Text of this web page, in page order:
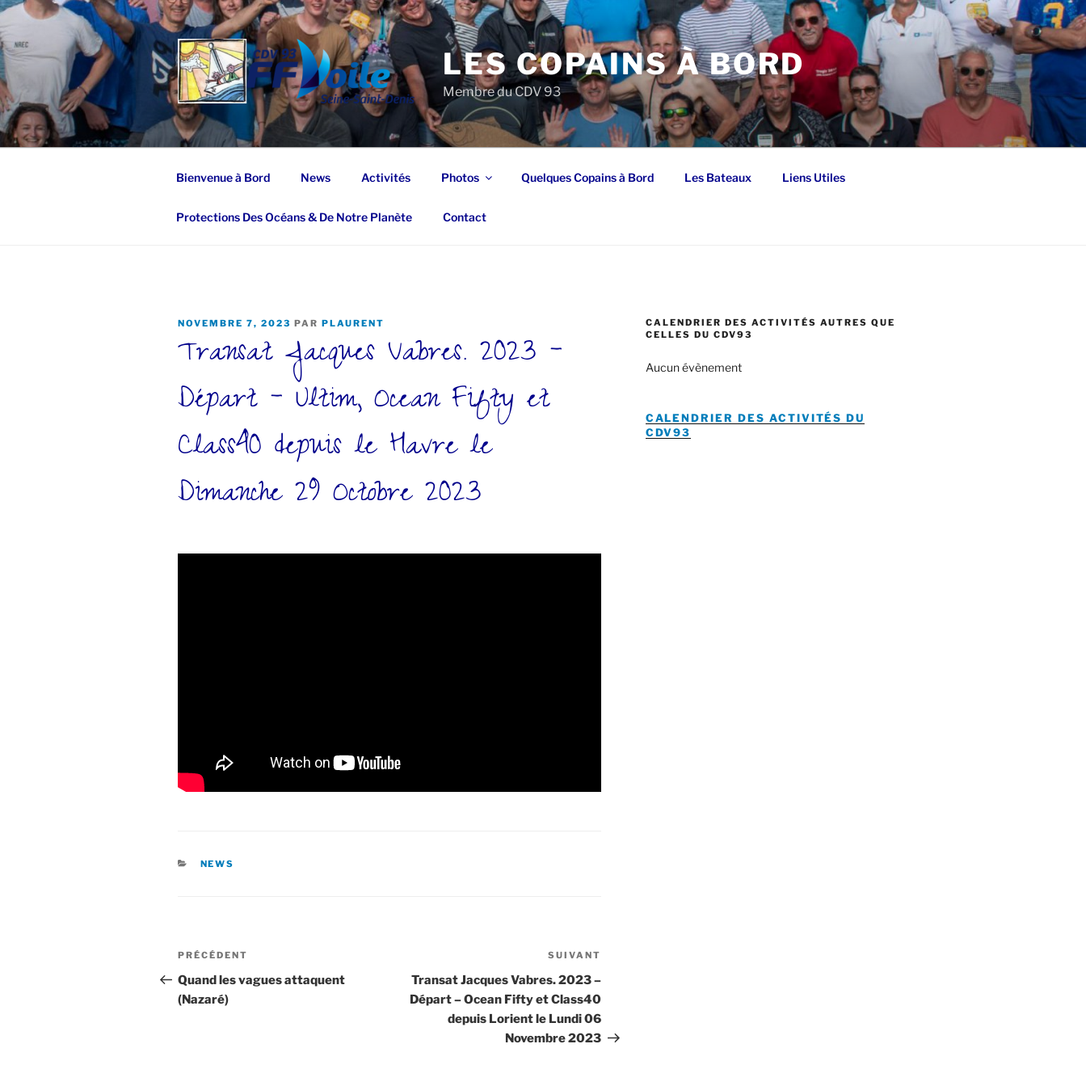
Aller
au
contenu
principal
LES COPAINS À BORD
Membre du CDV 93
Bienvenue à Bord News Activités Photos Quelques Copains à Bord Les Bateaux Liens Utiles
Protections Des Océans & De Notre Planète Contact
PUBLIÉ
NOVEMBRE 7, 2023 PAR PLAURENT
Transat Jacques Vabres. 2023 –
Départ – Ultim, Ocean Fifty et
Class40 depuis le Havre le
Dimanche 29 Octobre 2023
CATÉGORIES
NEWS
Navigation
de
l’article
Article
précédent
PRÉCÉDENT
Quand les vagues attaquent
(Nazaré)
suivant
SUIVANT
Transat Jacques Vabres. 2023 –
Départ – Ocean Fifty et Class40
depuis Lorient le Lundi 06
Novembre 2023
CALENDRIER DES ACTIVITÉS AUTRES QUE
CELLES DU CDV93
Aucun évènement
CALENDRIER DES ACTIVITÉS DU
CDV93